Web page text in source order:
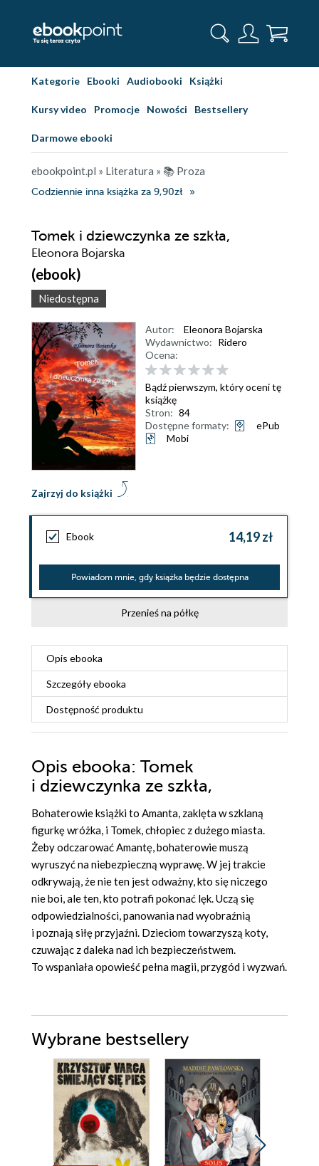
Kategorie Ebooki Audiobooki Książki
Kursy video Promocje Nowości Bestsellery
Darmowe ebooki
ebookpoint.pl » Literatura » 📚 Proza
Codziennie inna książka za 9,90zł
Tomek i dziewczynka ze szkła,
Eleonora Bojarska
(ebook)
Niedostępna
Zajrzyj do książki
Autor:
Eleonora Bojarska
Wydawnictwo: Ridero
Ocena:
Bądź pierwszym, który oceni tę
książkę
Stron: 84
Dostępne formaty:
ePub
Mobi
Ebook 14,19 zł
Powiadom mnie, gdy książka będzie dostępna
Przenieś na półkę
Opis ebooka
Szczegółyebooka
Dostępność produktu
Opis ebooka: Tomek
i dziewczynka ze szkła,
Bohaterowie książki to Amanta, zaklęta w szklaną
figurkę wróżka, i Tomek, chłopiec z dużego miasta.
Żeby odczarować Amantę, bohaterowie muszą
wyruszyć na niebezpieczną wyprawę. W jej trakcie
odkrywają, że nie ten jest odważny, kto się niczego
nie boi, ale ten, kto potrafi pokonać lęk. Uczą się
odpowiedzialności, panowania nad wyobraźnią
i poznają siłę przyjaźni. Dzieciom towarzyszą koty,
czuwając z daleka nad ich bezpieczeństwem.
To wspaniała opowieść pełna magii, przygód i wyzwań.
Wybrane bestsellery